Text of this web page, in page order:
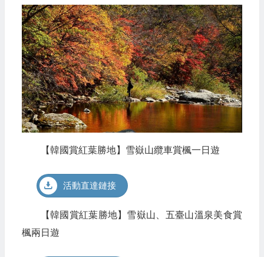
【韓國賞紅葉勝地】雪嶽山纜車賞楓一日遊
活動直達鏈接
【韓國賞紅葉勝地】雪嶽山、五臺山溫泉美食賞
楓兩日遊